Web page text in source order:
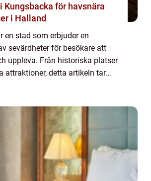
Kungsbacka för havsnära
i Halland
en stad som erbjuder en
sevärdheter för besökare att
uppleva. Från historiska platser
attraktioner, detta artikeln tar